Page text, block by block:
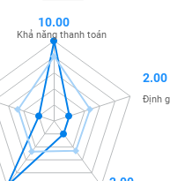
10.00
Khả năng thanh toán
2.00
Định